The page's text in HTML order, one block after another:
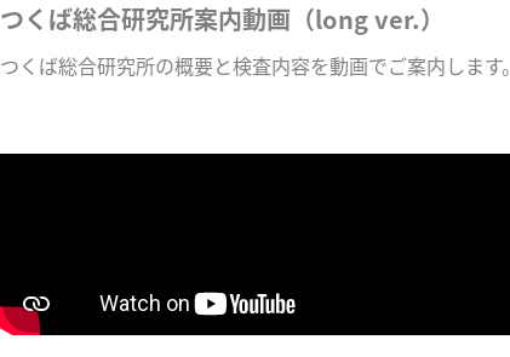
つくば総合研究所案内動画（long ver.）
つくば総合研究所の概要と検査内容を動画でご案内します。